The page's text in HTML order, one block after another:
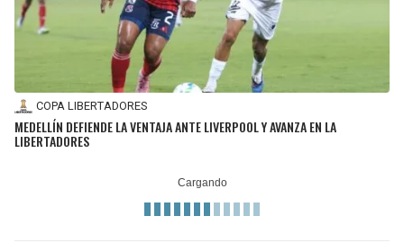
COPA LIBERTADORES
MEDELLÍN DEFIENDE LA VENTAJA ANTE LIVERPOOL Y AVANZA EN LA
LIBERTADORES